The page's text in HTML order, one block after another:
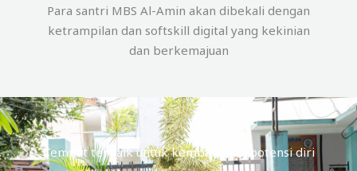
Para santri MBS Al-Amin akan dibekali dengan
ketrampilan dan softskill digital yang kekinian
dan berkemajuan
Tempat terbaik untuk kembangkan potensi diri